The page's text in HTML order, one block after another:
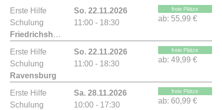
Erste Hilfe
Schulung
Friedrichshafen
So. 22.11.2026
11:00 - 18:30
freie Plätze
ab: 55,99 €
Erste Hilfe
Schulung
Ravensburg
So. 22.11.2026
11:00 - 18:30
freie Plätze
ab: 49,99 €
Erste Hilfe
Schulung
Sa. 28.11.2026
10:00 - 17:30
freie Plätze
ab: 60,99 €